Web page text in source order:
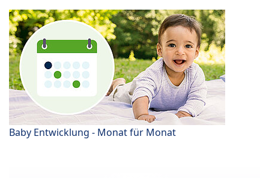
Baby Entwicklung - Monat für Monat